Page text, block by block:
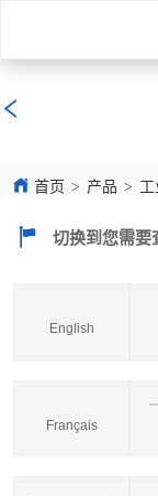
首页 > 产品 > 工
切换到您需要
English
Français